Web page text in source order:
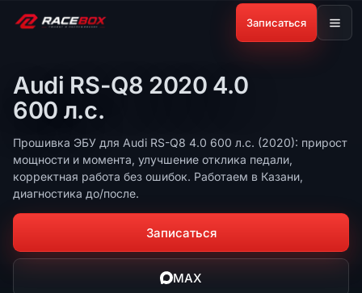
Записаться
Audi RS-Q8 2020 4.0
600 л.с.
Прошивка ЭБУ для Audi RS-Q8 4.0 600 л.с. (2020): прирост
мощности и момента, улучшение отклика педали,
корректная работа без ошибок. Работаем в Казани,
диагностика до/после.
Записаться
MAX